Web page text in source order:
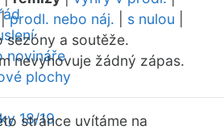
novináře
plochy
18/19
prodl. nebo náj. s nulou
a soutěže.
nevyhovuje žádný zápas.
stránce uvítáme na